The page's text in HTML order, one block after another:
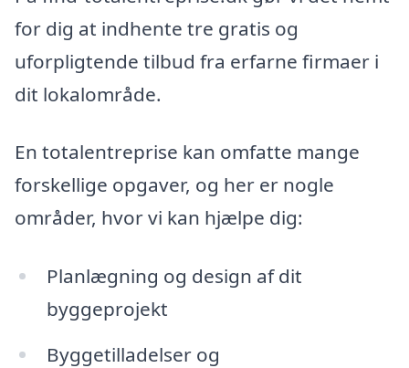
for dig at indhente tre gratis og
uforpligtende tilbud fra erfarne firmaer i
dit lokalområde.
En totalentreprise kan omfatte mange
forskellige opgaver, og her er nogle
områder, hvor vi kan hjælpe dig:
Planlægning og design af dit
byggeprojekt
Byggetilladelser og